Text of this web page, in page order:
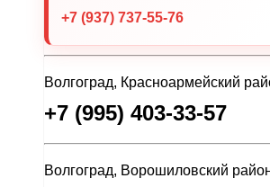
+7 (937) 737-55-76
Волгоград, Красноармейский
+7 (995) 403-33-57
Волгоград, Ворошиловский